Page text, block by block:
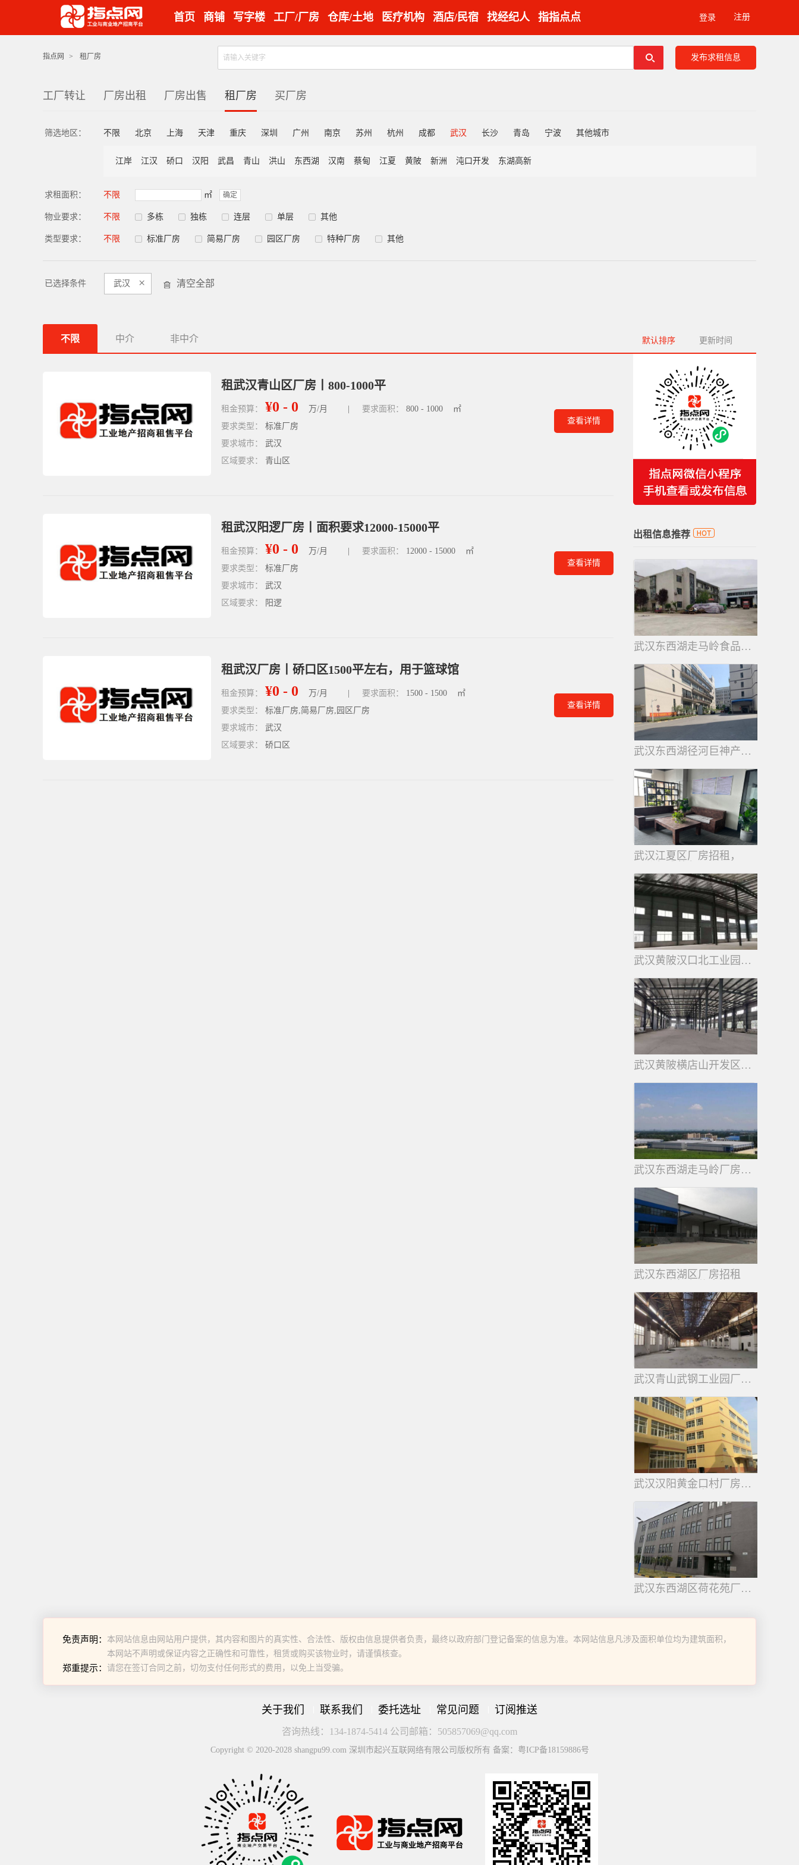
首页 商铺 写字楼 工厂/厂房 仓库/土地 医疗机构 酒店/民宿 找经纪人 指指点点 登录 注册
指点网 > 租厂房 发布求租信息
工厂转让 厂房出租 厂房出售 租厂房 买厂房
筛选地区： 不限 北京 上海 天津 重庆 深圳 广州 南京 苏州 杭州 成都 武汉 长沙 青岛 宁波 其他城市
江岸 江汉 硚口 汉阳 武昌 青山 洪山 东西湖 汉南 蔡甸 江夏 黄陂 新洲 沌口开发 东湖高新
求租面积： 不限 ㎡ 确定
物业要求： 不限 多栋 独栋 连层 单层 其他
类型要求： 不限 标准厂房 简易厂房 园区厂房 特种厂房 其他
已选择条件 武汉 × 清空全部
不限 中介 非中介 默认排序 更新时间
租武汉青山区厂房丨800-1000平
租金预算： ¥0 - 0 万/月 要求面积： 800 - 1000
㎡
要求类型：
标准厂房
要求城市：
武汉
区域要求：
青山区
查看详情
租武汉阳逻厂房丨面积要求12000-15000平
租金预算： ¥0 - 0 万/月 要求面积： 12000 - 15000
㎡
要求类型：
标准厂房
要求城市：
武汉
区域要求：
阳逻
查看详情
租武汉厂房丨硚口区1500平左右，用于篮球馆
租金预算： ¥0 - 0 万/月 要求面积： 1500 - 1500
㎡
要求类型：
标准厂房,简易厂房,园区厂房
要求城市：
武汉
区域要求：
硚口区
查看详情
出租信息推荐
武汉东西湖走马岭食品产业城厂房
武汉东西湖径河巨神产业园厂房出
武汉江夏区厂房招租，
交通便利。
武汉黄陂汉口北工业园厂房出租
武汉黄陂横店山开发区工业园厂房
武汉东西湖走马岭厂房招租
武汉东西湖区厂房招租
武汉青山武钢工业园厂房出租
武汉汉阳黄金口村厂房出租
武汉东西湖区荷花苑厂房招租
免责声明： 本网站信息由网站用户提供，其内容和图片的真实性、合法性、版权由信息提供者负责，最终以政府部门登记备案的信息为准。本网站信息凡涉及面积单位均为建筑面积，
本网站不声明或保证内容之正确性和可靠性，租赁或购买该物业时，请谨慎核查。
郑重提示： 请您在签订合同之前，切勿支付任何形式的费用，以免上当受骗。
关于我们 联系我们 委托选址 常见问题 订阅推送
咨询热线：134-1874-5414 公司邮箱：505857069@qq.com
Copyright © 2020-2028 shangpu99.com 深圳市起兴互联网络有限公司版权所有 备案：粤ICP备18159886号